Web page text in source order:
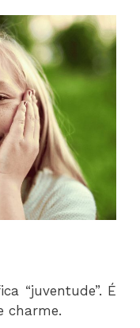
“juventude”. É
charme.